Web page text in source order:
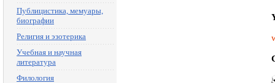
Публицистика, мемуары,
биографии
Религия и эзотерика
Учебная и научная
литература
Филология